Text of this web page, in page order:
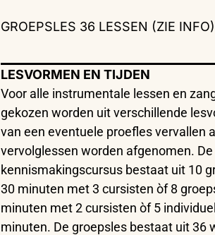
GROEPSLES 36 LESSEN (ZIE INFO)
LESVORMEN EN TIJDEN
Voor alle instrumentale lessen en
gekozen worden uit verschillende
van een eventuele proefles vervallen
vervolglessen worden afgenomen. De
kennismakingscursus bestaat uit 10
30 minuten met 3 cursisten òf 8
minuten met 2 cursisten òf 5
minuten. De groepsles bestaat uit 36